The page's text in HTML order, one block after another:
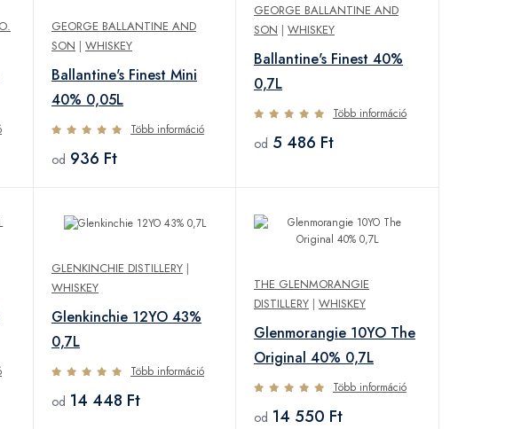
GEORGE BALLANTINE AND
SON | WHISKEY
Ballantine's Finest Mini
40% 0,05L
Több információ
od 936 Ft
GEORGE BALLANTINE AND
SON | WHISKEY
Ballantine's Finest 40%
0,7L
Több információ
od 5 486 Ft
GLENKINCHIE DISTILLERY |
WHISKEY
Glenkinchie 12YO 43%
0,7L
Több információ
od 14 448 Ft
THE GLENMORANGIE
DISTILLERY | WHISKEY
Glenmorangie 10YO The
Original 40% 0,7L
Több információ
od 14 550 Ft